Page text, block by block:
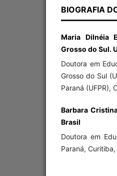
BIOGRAFIA
Maria Dilnéia
Grosso do Sul.
Doutora em
Grosso do Sul
Paraná (UFPR),
Barbara
Brasil
Doutora em
Paraná,